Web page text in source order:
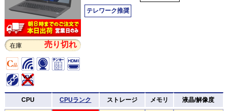
在庫 売り切れ
テレワーク推奨
CPU CPUランク ストレージ メモリ 液晶/解像度